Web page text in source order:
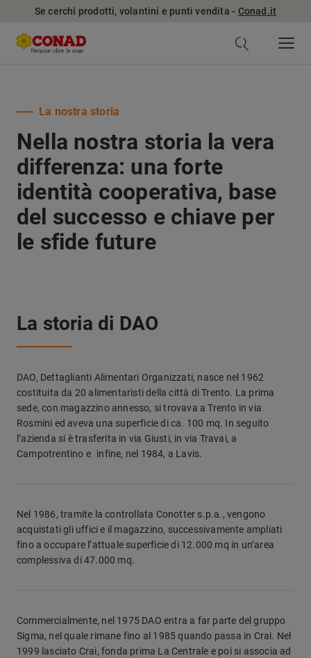
Se cerchi prodotti, volantini e punti vendita - Conad.it
La nostra storia
Nella nostra storia la vera
differenza: una forte
identità cooperativa, base
del successo e chiave per
le sfide future
La storia di DAO
DAO, Dettaglianti Alimentari Organizzati, nasce nel 1962
costituita da 20 alimentaristi della città di Trento. La prima
sede, con magazzino annesso, si trovava a Trento in via
Rosmini ed aveva una superficie di ca. 100 mq. In seguito
l’azienda si è trasferita in via Giusti, in via Travai, a
Campotrentino e infine, nel 1984, a Lavis.
Nel 1986, tramite la controllata Conotter s.p.a., vengono
acquistati gli uffici e il magazzino, successivamente ampliati
fino a occupare l’attuale superficie di 12.000 mq in un’area
complessiva di 47.000 mq.
Commercialmente, nel 1975 DAO entra a far parte del gruppo
Sigma, nel quale rimane fino al 1985 quando passa in Crai. Nel
1999 lasciato Crai, fonda prima La Centrale e poi si associa ad